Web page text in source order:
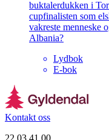
buktalerdukken i
cupfinalisten som
vakreste menneske
Albania?
Lydbok
E-bok
Kontakt oss
22 03 41 00